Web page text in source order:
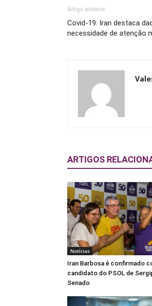
Artigo anterior
Covid-19: Iran destaca
necessidade de atenção
ARTIGOS
Notícias
Iran Barbosa é confirmado
candidato do PSOL de
Senado